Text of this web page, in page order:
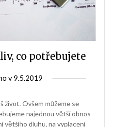
co potřebujete
v9.5.2019
život. Ovšem můžeme se
najednou větší obnos
většího dluhu, na vyplacení